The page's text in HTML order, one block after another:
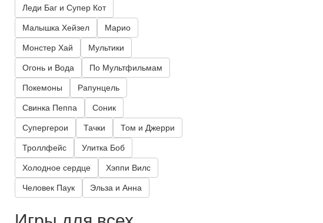
Леди Баг и Супер Кот
Малышка Хейзел Марио
Монстер Хай Мультики
Огонь и Вода По Мультфильмам
Покемоны Рапунцель
Свинка Пеппа Соник
Супергерои Тачки Том и Джерри
Троллфейс Улитка Боб
Холодное сердце Хэппи Вилс
Человек Паук Эльза и Анна